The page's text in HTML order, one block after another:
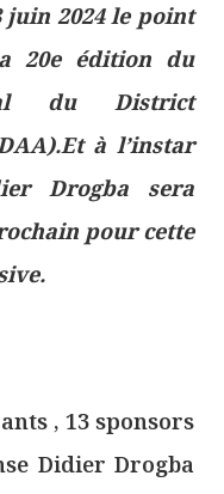
juin 2024 le point
20e édition du
du District
à l’instar
Drogba sera
pour cette
, 13 sponsors
Didier Drogba